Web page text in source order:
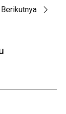
Berikutnya